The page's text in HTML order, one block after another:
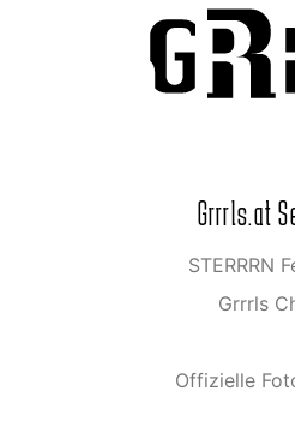
Grrrls.at
STERRRN
Grrrls
Offizielle